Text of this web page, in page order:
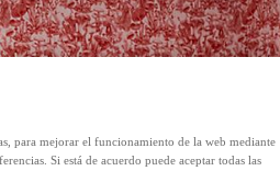
para mejorar el funcionamiento de la web mediante
Si está de acuerdo puede aceptar todas las